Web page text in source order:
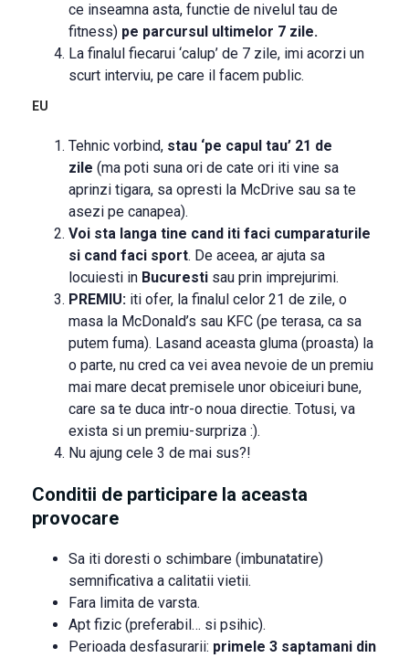
ce inseamna asta, functie de nivelul tau de
fitness) pe parcursul ultimelor 7 zile.
La finalul fiecarui ‘calup’ de 7 zile, imi acorzi un
scurt interviu, pe care il facem public.
EU
Tehnic vorbind, stau ‘pe capul tau’ 21 de
zile (ma poti suna ori de cate ori iti vine sa
aprinzi tigara, sa opresti la McDrive sau sa te
asezi pe canapea).
Voi sta langa tine cand iti faci cumparaturile
si cand faci sport. De aceea, ar ajuta sa
locuiesti in Bucuresti sau prin imprejurimi.
PREMIU: iti ofer, la finalul celor 21 de zile, o
masa la McDonald’s sau KFC (pe terasa, ca sa
putem fuma). Lasand aceasta gluma (proasta) la
o parte, nu cred ca vei avea nevoie de un premiu
mai mare decat premisele unor obiceiuri bune,
care sa te duca intr-o noua directie. Totusi, va
exista si un premiu-surpriza :).
Nu ajung cele 3 de mai sus?!
Conditii de participare la aceasta
provocare
Sa iti doresti o schimbare (imbunatatire)
semnificativa a calitatii vietii.
Fara limita de varsta.
Apt fizic (preferabil… si psihic).
Perioada desfasurarii: primele 3 saptamani din